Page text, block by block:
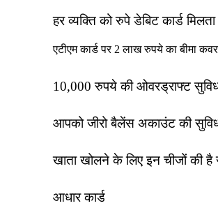
हर व्यक्ति को रुपे डेबिट कार्ड
एटीएम कार्ड पर 2 लाख रुपये का बीमा
10,000 रुपये की ओवरड्राफ्ट
आपको जीरो बैलेंस अकाउंट की
खाता खोलने के लिए इन चीजों की
आधार कार्ड